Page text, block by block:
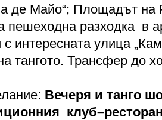
де Майо“; Площадът на
пешеходна разходка в
с интересната улица
тангото. Трансфер до
Вечеря и танго